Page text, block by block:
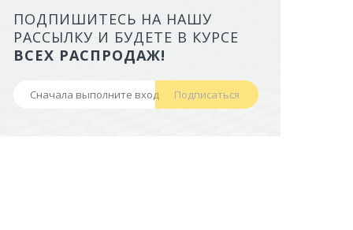
ЛОТОК ALTA ДЛЯ КОШЕК
БОРТАМИ И СЕТКОЙ НА
НОЖКАХ)
ПОДПИШИТЕСЬ НА НАШУ
РАССЫЛКУ И БУДЕТЕ В КУРСЕ
ВСЕХ РАСПРОДАЖ!
Подписаться